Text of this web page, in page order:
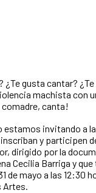
¿Te gusta cantar?
machista con
canta!
estamos invitando a
y participen
dirigido por la
Cecilia Barriga y que
de mayo a las 12:30
Artes.